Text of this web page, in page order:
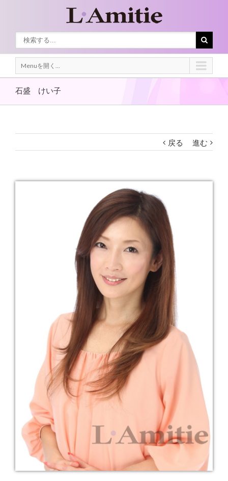
Menuを開く...
石盛 けい子
戻る 進む